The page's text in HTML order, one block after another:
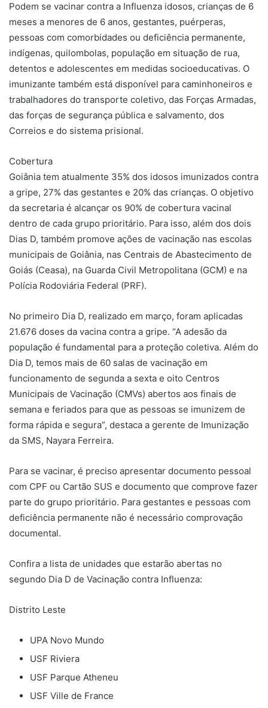
Podem se vacinar contra a Influenza idosos, crianças de 6
meses a menores de 6 anos, gestantes, puérperas,
pessoas com comorbidades ou deficiência permanente,
indígenas, quilombolas, população em situação de rua,
detentos e adolescentes em medidas socioeducativas. O
imunizante também está disponível para caminhoneiros e
trabalhadores do transporte coletivo, das Forças Armadas,
das forças de segurança pública e salvamento, dos
Correios e do sistema prisional.
Cobertura
Goiânia tem atualmente 35% dos idosos imunizados contra
a gripe, 27% das gestantes e 20% das crianças. O objetivo
da secretaria é alcançar os 90% de cobertura vacinal
dentro de cada grupo prioritário. Para isso, além dos dois
Dias D, também promove ações de vacinação nas escolas
municipais de Goiânia, nas Centrais de Abastecimento de
Goiás (Ceasa), na Guarda Civil Metropolitana (GCM) e na
Polícia Rodoviária Federal (PRF).
No primeiro Dia D, realizado em março, foram aplicadas
21.676 doses da vacina contra a gripe. “A adesão da
população é fundamental para a proteção coletiva. Além do
Dia D, temos mais de 60 salas de vacinação em
funcionamento de segunda a sexta e oito Centros
Municipais de Vacinação (CMVs) abertos aos finais de
semana e feriados para que as pessoas se imunizem de
forma rápida e segura”, destaca a gerente de Imunização
da SMS, Nayara Ferreira.
Para se vacinar, é preciso apresentar documento pessoal
com CPF ou Cartão SUS e documento que comprove fazer
parte do grupo prioritário. Para gestantes e pessoas com
deficiência permanente não é necessário comprovação
documental.
Confira a lista de unidades que estarão abertas no
segundo Dia D de Vacinação contra Influenza:
Distrito Leste
UPA Novo Mundo
USF Riviera
USF Parque Atheneu
USF Ville de France